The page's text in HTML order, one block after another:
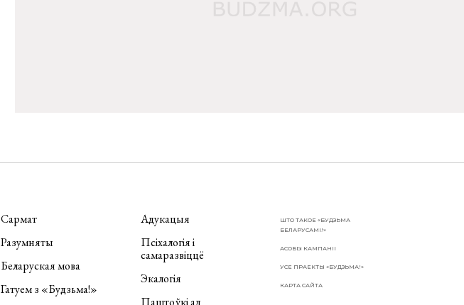
Сармат
Разумняты
Беларуская мова
Гатуем з «Будзьма!»
Адукацыя
Псіхалогія і
самаразвіццё
Экалогія
Паштоўкі ад
ШТО ТАКОЕ «БУДЗЬМА
БЕЛАРУСАМІ!»
АСОБЫ КАМПАНІІ
УСЕ ПРАЕКТЫ «БУДЗЬМА!»
КАРТА САЙТА